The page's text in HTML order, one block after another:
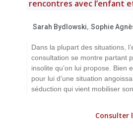
rencontres avec l’enfant
Sarah Bydlowski, Sophie
Dans la plupart des situations,
consultation se montre partant
insolite qu’on lui propose. Bien
pour lui d’une situation
séduction qui vient mobiliser
Consulter